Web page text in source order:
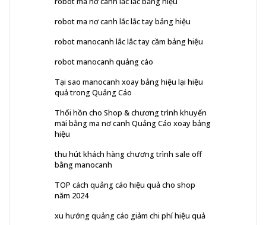
robot ma nơ canh lắc lắc tay bảng hiệu
robot manocanh lắc lắc tay cầm bảng hiệu
robot manocanh quảng cáo
Tại sao manocanh xoay bảng hiệu lại hiệu
quả trong Quảng Cáo
Thổi hồn cho Shop & chương trình khuyến
mãi bằng ma nơ canh Quảng Cáo xoay bảng
hiệu
thu hút khách hàng chương trình sale off
bằng manocanh
TOP cách quảng cáo hiệu quả cho shop
năm 2024
xu hướng quảng cáo giảm chi phí hiệu quả